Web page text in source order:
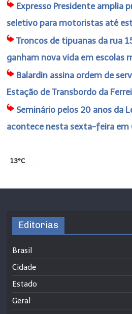
Expresso Presidente amplia
seletivo para motoristas até
Troncos de tipuanas da rua
ganham nova vida em escolas
Balardin assina ordem de
Estação de Transbordo da
Seminário pelos 20 anos da
acontece nesta sexta-feira em
13°C
Editorias
Brasil
Cidade
Estado
Geral